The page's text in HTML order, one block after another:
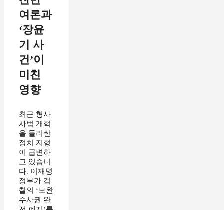
여론과
‘장윤
기 사
건’이
미친
영향
최근 형사
사법 개혁
을 둘러싼
정치 지형
이 급변하
고 있습니
다. 이재명
정부가 검
찰의 ‘보완
수사권 완